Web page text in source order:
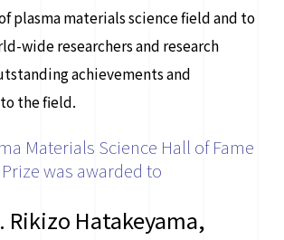
plasma materials science field and to
wide researchers and research
achievements and
the field.
Materials Science Hall of Fame
Prize was awarded to
Rikizo Hatakeyama,